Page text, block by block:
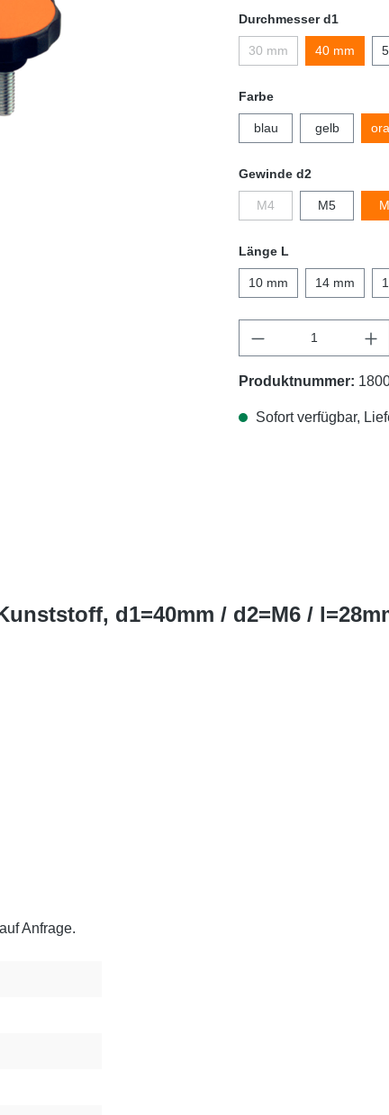
Durchmesser d1
30 mm 40 mm
Farbe
blau gelb
Gewinde d2
M4 M5
Länge L
10 mm 14 mm
Produktnummer:
Sofort verfügbar,
d1=40mm / d2=M6 /
Anfrage.